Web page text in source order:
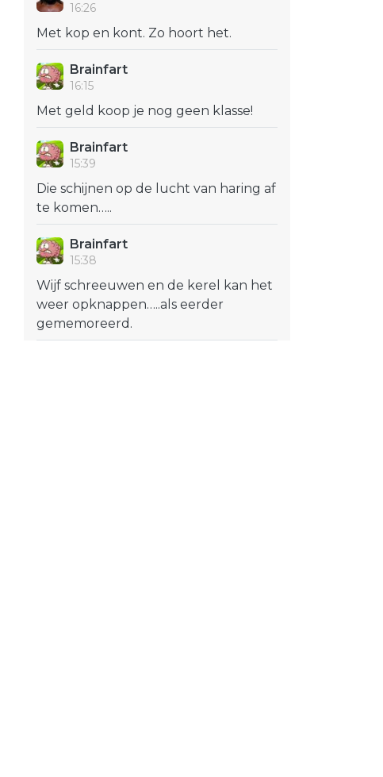
16:26
Met kop en kont. Zo hoort het.
Brainfart
16:15
Met geld koop je nog geen klasse!
Brainfart
15:39
Die schijnen op de lucht van haring af
te komen…..
Brainfart
15:38
Wijf schreeuwen en de kerel kan het
weer opknappen…..als eerder
gememoreerd.